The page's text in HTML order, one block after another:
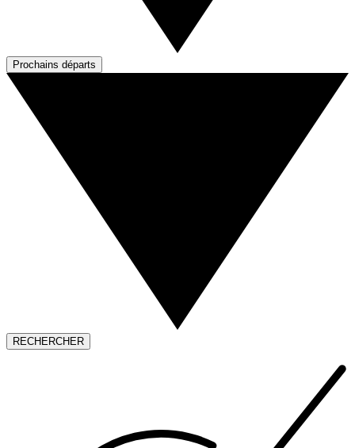
Prochains départs
RECHERCHER